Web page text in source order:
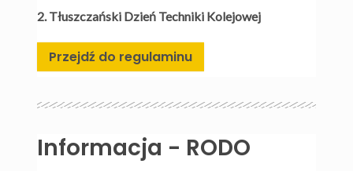
2. Tłuszczański Dzień Techniki Kolejowej
Przejdź do regulaminu
Informacja - RODO